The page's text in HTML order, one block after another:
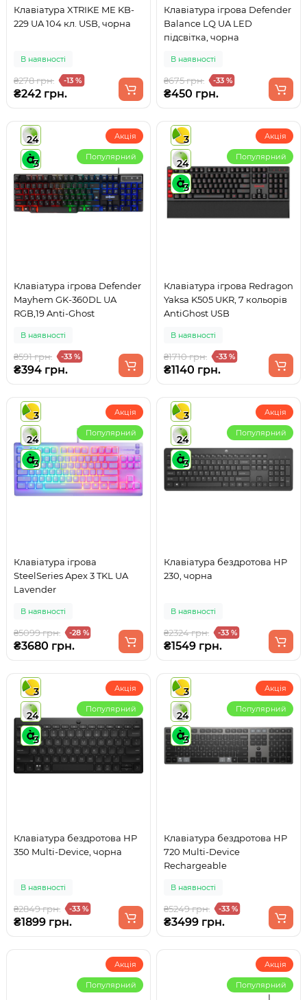
Клавіатура XTRIKE ME KB-
229 UA 104 кл. USB, чорна
В наявності
₴278 грн. -13 %
₴242 грн.
Клавіатура ігрова Defender
Balance LQ UA LED
підсвітка, чорна
В наявності
₴675 грн. -33 %
₴450 грн.
24
3
Акція
Популярний
Клавіатура ігрова Defender
Mayhem GK-360DL UA
RGB,19 Anti-Ghost
В наявності
₴591 грн. -33 %
₴394 грн.
3
24
3
Акція
Популярний
Клавіатура ігрова Redragon
Yaksa K505 UKR, 7 кольорів
AntiGhost USB
В наявності
₴1710 грн. -33 %
₴1140 грн.
3
24
3
Акція
Популярний
Клавіатура ігрова
SteelSeries Apex 3 TKL UA
Lavender
В наявності
₴5099 грн. -28 %
₴3680 грн.
3
24
3
Акція
Популярний
Клавіатура бездротова HP
230, чорна
В наявності
₴2324 грн. -33 %
₴1549 грн.
3
24
3
Акція
Популярний
Клавіатура бездротова HP
350 Multi-Device, чорна
В наявності
₴2849 грн. -33 %
₴1899 грн.
3
24
3
Акція
Популярний
Клавіатура бездротова HP
720 Multi-Device
Rechargeable
В наявності
₴5249 грн. -33 %
₴3499 грн.
Акція
Популярний
Акція
Популярний